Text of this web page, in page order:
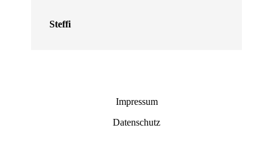
Steffi
Impressum
Datenschutz